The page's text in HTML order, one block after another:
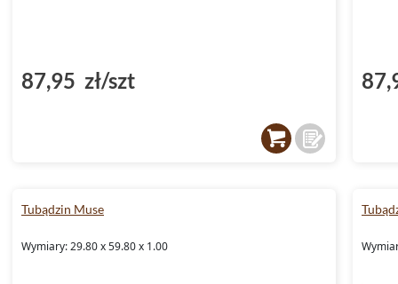
87,95 zł/szt
Tubądzin Muse
Wymiary: 29.80 x 59.80 x 1.00